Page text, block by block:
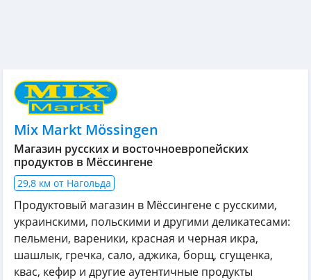
Mix Markt Mössingen
Магазин русских и восточноевропейских
продуктов в Мёссингене
29,8 км от Нагольда
Продуктовый магазин в Мёссингене с русскими,
украинскими, польскими и другими деликатесами:
пельмени, вареники, красная и черная икра,
шашлык, гречка, сало, аджика, борщ, сгущенка,
квас, кефир и другие аутентичные продукты